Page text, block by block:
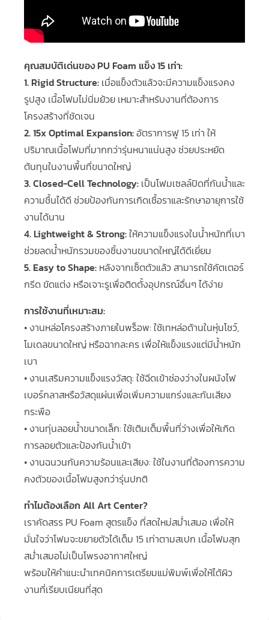
คุณสมบัติเด่นของ PU Foam แข็ง 15 เท่า:
1. Rigid Structure: เมื่อแข็งตัวแล้วจะมีความแข็งแรงคง
รูปสูง เนื้อโฟมไม่นิ่มย้วย เหมาะสำหรับงานที่ต้องการ
โครงสร้างที่ชัดเจน
2. 15x Optimal Expansion:อัตราการฟู 15 เท่า ให้
ปริมาณเนื้อโฟมที่มากกว่ารุ่นหนาแน่นสูง ช่วยประหยัด
ต้นทุนในงานพื้นที่ขนาดใหญ่
3. Closed-Cell Technology: เป็นโฟมเซลล์ปิดที่กันน้ำและ
ความชื้นได้ดี ช่วยป้องกันการเกิดเชื้อราและรักษาอายุการใช้
งานได้นาน
4. Lightweight & Strong:ให้ความแข็งแรงในน้ำหนักที่เบา
ช่วยลดน้ำหนักรวมของชิ้นงานขนาดใหญ่ได้ดีเยี่ยม
5. Easy to Shape: หลังจากเซ็ตตัวแล้ว สามารถใช้คัตเตอร์
กรีด ขัดแต่ง หรือเจาะรูเพื่อติดตั้งอุปกรณ์อื่นๆ ได้ง่าย
การใช้งานที่เหมาะสม:
• งานหล่อโครงสร้างภายในพร็อพ: ใช้เทหล่อด้านในหุ่นโชว์,
โมเดลขนาดใหญ่ หรือฉากละคร เพื่อให้แข็งแรงแต่มีน้ำหนัก
เบา
• งานเสริมความแข็งแรงวัสดุ: ใช้ฉีดเข้าช่องว่างในผนังไฟ
เบอร์กลาสหรือวัสดุแผ่นเพื่อเพิ่มความแกร่งและกันเสียง
กระพือ
• งานทุ่นลอยน้ำขนาดเล็ก: ใช้เติมเต็มพื้นที่ว่างเพื่อให้เกิด
การลอยตัวและป้องกันน้ำเข้า
• งานฉนวนกันความร้อนและเสียง: ใช้ในงานที่ต้องการความ
คงตัวของเนื้อโฟมสูงกว่ารุ่นปกติ
ทำไมต้องเลือก All Art Center?
เราคัดสรร PU Foam สูตรแข็ง ที่สดใหม่สม่ำเสมอ เพื่อให้
มั่นใจว่าโฟมจะขยายตัวได้เต็ม 15 เท่าตามสเปก เนื้อโฟมสุก
สม่ำเสมอไม่เป็นโพรงอากาศใหญ่
พร้อมให้คำแนะนำเทคนิคการเตรียมแม่พิมพ์เพื่อให้ได้ผิว
งานที่เรียบเนียนที่สุด